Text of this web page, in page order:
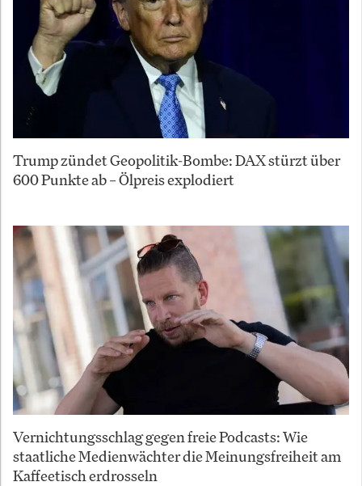
Trump zündet Geopolitik-Bombe: DAX stürzt über
600 Punkte ab – Ölpreis explodiert
Vernichtungsschlag gegen freie Podcasts: Wie
staatliche Medienwächter die Meinungsfreiheit am
Kaffeetisch erdrosseln